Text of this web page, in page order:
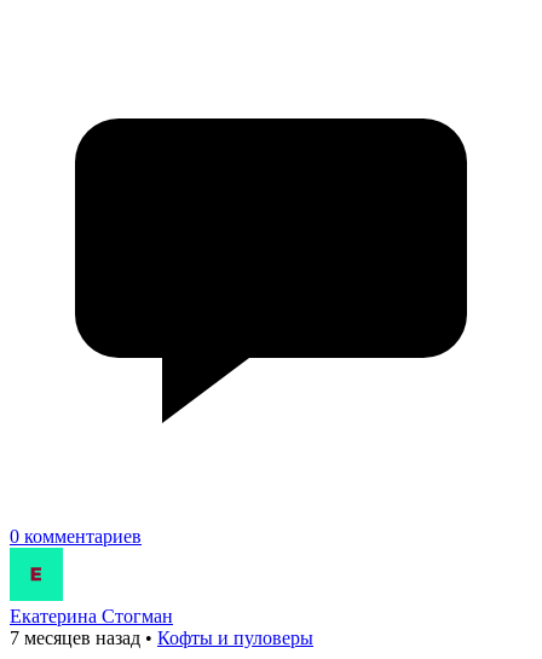
0 комментариев
Екатерина Стогман
7 месяцев назад • Кофты и пуловеры